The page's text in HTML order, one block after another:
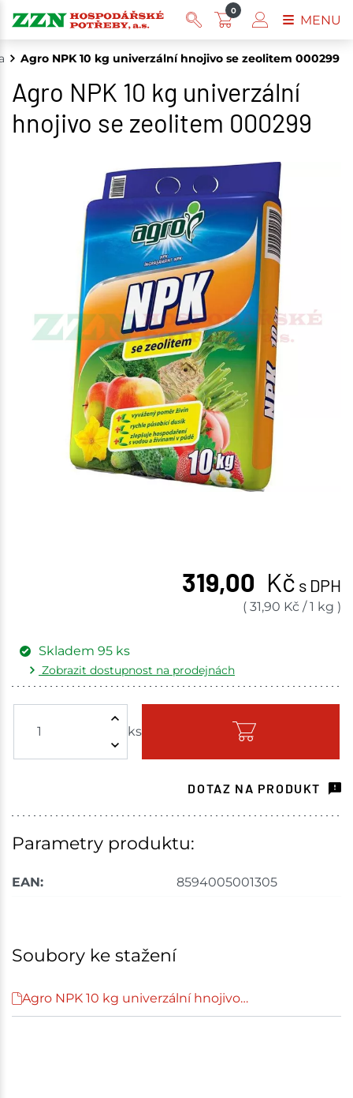
Agro NPK 10 kg univerzální hnojivo se zeolitem 000299
Agro NPK 10 kg univerzální
hnojivo se zeolitem 000299
319,00 Kč s DPH
( 31,90 Kč /1 kg )
ks
Skladem 95 ks
Zobrazit dostupnost na prodejnách
Skladem - ihned k odeslání
Velké Meziříčí 3 ks
Skladem na prodejně - doručení do 7 dnů
DOTAZ NA PRODUKT
Parametry produktu:
EAN: 8594005001305
Soubory ke stažení
Agro NPK 10 kg univerzální hnojivo…
0
MENU